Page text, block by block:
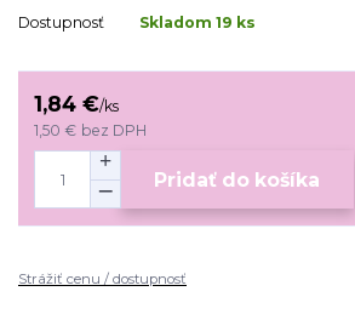
Dostupnosť Skladom 19 ks
1,84 €/ks
1,50 € bez DPH
Pridať do košíka
Strážiť cenu / dostupnosť